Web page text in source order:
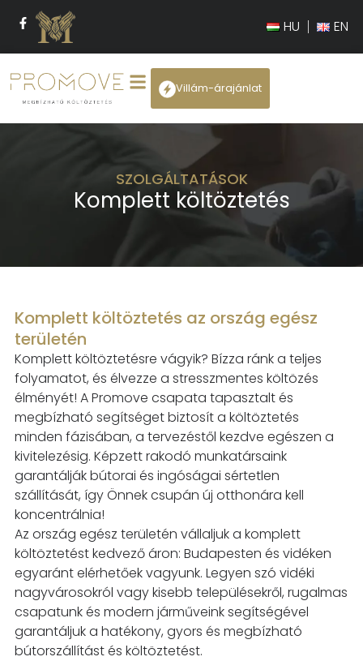
HU EN
Villám-árajánlat
SZOLGÁLTATÁSOK
Komplett költöztetés
Komplett költöztetés az ország egész
területén
Komplett költöztetésre vágyik? Bízza ránk a teljes
folyamatot, és élvezze a stresszmentes költözés
élményét! A Promove csapata tapasztalt és
megbízható segítséget biztosít a költöztetés
minden fázisában, a tervezéstől kezdve egészen a
kivitelezésig. Képzett rakodó munkatársaink
garantálják bútorai és ingóságai sértetlen
szállítását, így Önnek csupán új otthonára kell
koncentrálnia!
Az ország egész területén vállaljuk a komplett
költöztetést kedvező áron: Budapesten és vidéken
egyaránt elérhetőek vagyunk. Legyen szó vidéki
nagyvárosokról vagy kisebb településekről, rugalmas
csapatunk és modern járműveink segítségével
garantáljuk a hatékony, gyors és megbízható
bútorszállítást és költöztetést.